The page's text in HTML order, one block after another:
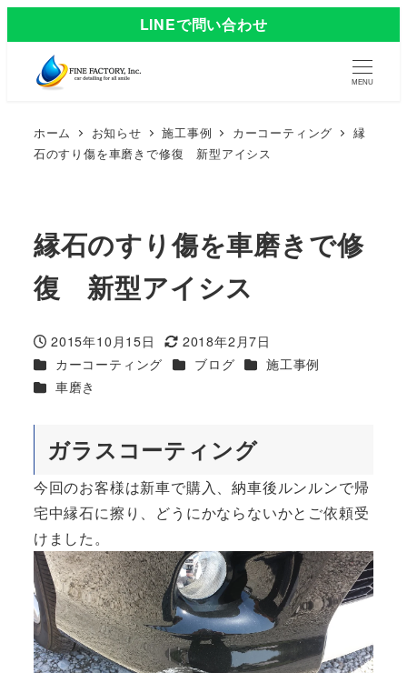
LINEで問い合わせ
MENU
ホーム お知らせ 施工事例 カーコーティング
縁
石のすり傷を車磨きで修復 新型アイシス
縁石のすり傷を車磨きで修
復 新型アイシス
投稿日
2015年10月15日
更新日
2018年2月7日
カテゴリー
カーコーティング カテゴリー
ブログ カテゴリー
施工事例
カテゴリー
車磨き
ガラスコーティング
今回のお客様は新車で購入、納車後ルンルンで帰
宅中縁石に擦り、どうにかならないかとご依頼受
けました。